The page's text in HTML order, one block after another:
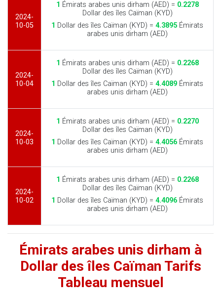
2024-
10-05
1 Émirats arabes unis dirham (AED) = 0.2278
Dollar des îles Caïman (KYD)
1 Dollar des îles Caïman (KYD) = 4.3895 Émirats
arabes unis dirham (AED)
2024-
10-04
1 Émirats arabes unis dirham (AED) = 0.2268
Dollar des îles Caïman (KYD)
1 Dollar des îles Caïman (KYD) = 4.4089 Émirats
arabes unis dirham (AED)
2024-
10-03
1 Émirats arabes unis dirham (AED) = 0.2270
Dollar des îles Caïman (KYD)
1 Dollar des îles Caïman (KYD) = 4.4056 Émirats
arabes unis dirham (AED)
2024-
10-02
1 Émirats arabes unis dirham (AED) = 0.2268
Dollar des îles Caïman (KYD)
1 Dollar des îles Caïman (KYD) = 4.4096 Émirats
arabes unis dirham (AED)
Émirats arabes unis dirham à
Dollar des îles Caïman Tarifs
Tableau mensuel